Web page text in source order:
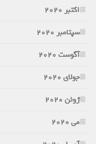
اکتبر 2020
سپتامبر 2020
آگوست 2020
جولای 2020
ژوئن 2020
می 2020